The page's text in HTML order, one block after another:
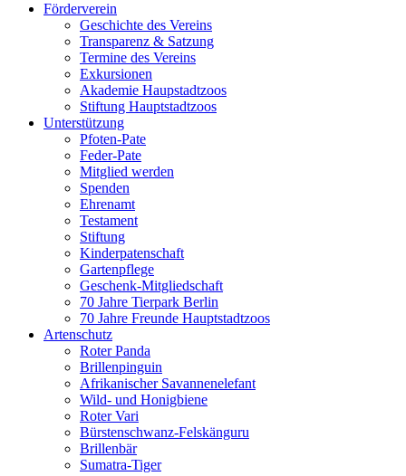
Förderverein
Geschichte des Vereins
Transparenz & Satzung
Termine des Vereins
Exkursionen
Akademie Haupstadtzoos
Stiftung Hauptstadtzoos
Unterstützung
Pfoten-Pate
Feder-Pate
Mitglied werden
Spenden
Ehrenamt
Testament
Stiftung
Kinderpatenschaft
Gartenpflege
Geschenk-Mitgliedschaft
70 Jahre Tierpark Berlin
70 Jahre Freunde Hauptstadtzoos
Artenschutz
Roter Panda
Brillenpinguin
Afrikanischer Savannenelefant
Wild- und Honigbiene
Roter Vari
Bürstenschwanz-Felskänguru
Brillenbär
Sumatra-Tiger